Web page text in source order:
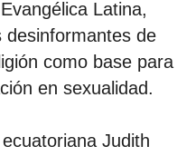
Latina,
desinformantes de
como base para
en sexualidad.
Judith